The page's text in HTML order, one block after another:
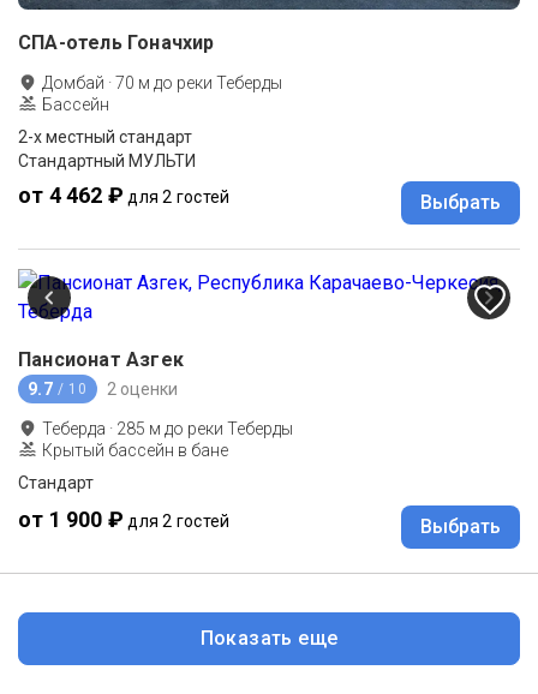
СПА-отель Гоначхир
Домбай ·70 м до реки Теберды
Бассейн
2-x местный стандарт
Стандартный МУЛЬТИ
от 4 462 ₽ для 2 гостей Выбрать
Пансионат Азгек
9.7 / 10 2 оценки
Теберда · 285 м до реки Теберды
Крытый бассейн в бане
Стандарт
от 1 900 ₽ для 2 гостей Выбрать
Показать еще